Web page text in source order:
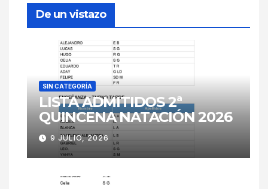
De un vistazo
SIN CATEGORÍA
LISTA ADMITIDOS 2ª
QUINCENA NATACIÓN 2026
9 JULIO, 2026